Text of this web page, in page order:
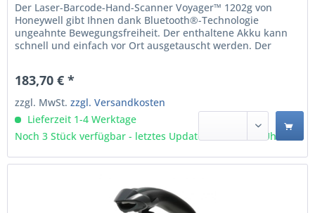
Der Laser-Barcode-Hand-Scanner Voyager™ 1202g von
Honeywell gibt Ihnen dank Bluetooth®-Technologie
ungeahnte Bewegungsfreiheit. Der enthaltene Akku kann
schnell und einfach vor Ort ausgetauscht werden. Der
Scanner. Mit der exklusiven Laser-Scanning-Technologie
der...
183,70 € *
zzgl. MwSt.zzgl. Versandkosten
Lieferzeit 1-4 Werktage
Noch 3 Stück verfügbar - letztes Update 06.08 - 3:03 Uhr